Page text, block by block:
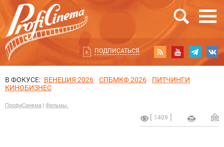
ПОДПИСАТЬСЯ
В ФОКУСЕ: ВЕНЕЦИЯ 2026 СПБМКФ 2026
ПИТЧИНГИ
КИНОБИЗНЕС
ПрофиСинема Фильмы.
1409